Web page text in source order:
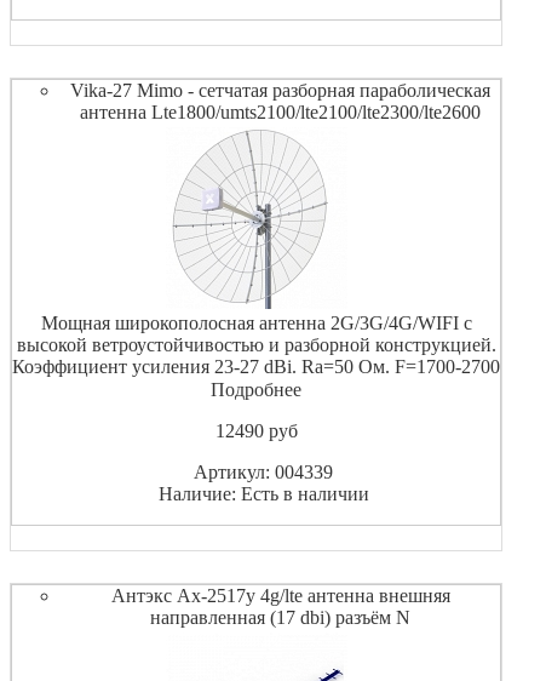
Vika-27 Mimo - сетчатая разборная параболическая
антенна Lte1800/umts2100/lte2100/lte2300/lte2600
Мощная широкополосная антенна 2G/3G/4G/WIFI с
высокой ветроустойчивостью и разборной конструкцией.
Коэффициент усиления 23-27 dBi. Ra=50 Ом. F=1700-2700
МГц. Рекомендуется для использования в комплекте с
Подробнее
12490pуб
Артикул: 004339
Наличие: Есть в наличии
Антэкс Ax-2517y 4g/lte антенна внешняя
направленная (17 dbi) разъём N